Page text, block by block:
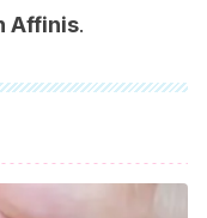
Affinis.